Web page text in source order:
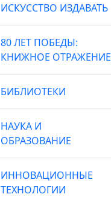
ИСКУССТВО ИЗДАВАТЬ
80 ЛЕТ ПОБЕДЫ:
КНИЖНОЕ ОТРАЖЕНИЕ
БИБЛИОТЕКИ
НАУКА И
ОБРАЗОВАНИЕ
ИННОВАЦИОННЫЕ
ТЕХНОЛОГИИ